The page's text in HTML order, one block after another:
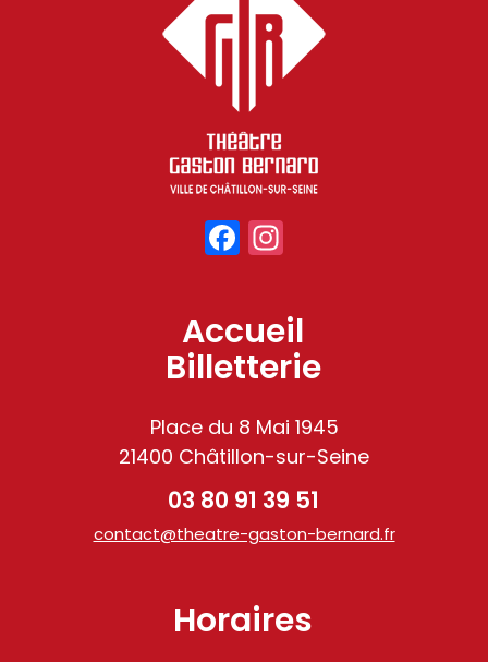
Facebook
Accueil
Billetterie
Place du 8 Mai 1945
21400 Châtillon-sur-Seine
03 80 91 39 51
contact@theatre-gaston-bernard.fr
Horaires